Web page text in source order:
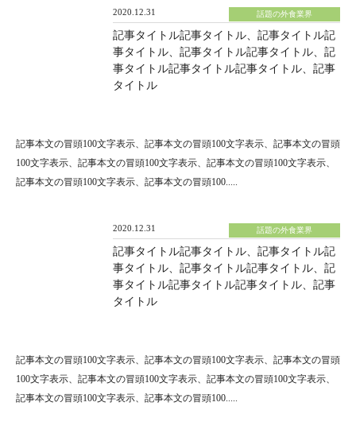
2020.12.31 話題の外食業界
記事タイトル記事タイトル、記事タイトル記
事タイトル、記事タイトル記事タイトル、記
事タイトル記事タイトル記事タイトル、記事
タイトル
記事本文の冒頭100文字表示、記事本文の冒頭100文字表示、記事本文の冒頭
100文字表示、記事本文の冒頭100文字表示、記事本文の冒頭100文字表示、
記事本文の冒頭100文字表示、記事本文の冒頭100.....
2020.12.31 話題の外食業界
記事タイトル記事タイトル、記事タイトル記
事タイトル、記事タイトル記事タイトル、記
事タイトル記事タイトル記事タイトル、記事
タイトル
記事本文の冒頭100文字表示、記事本文の冒頭100文字表示、記事本文の冒頭
100文字表示、記事本文の冒頭100文字表示、記事本文の冒頭100文字表示、
記事本文の冒頭100文字表示、記事本文の冒頭100.....